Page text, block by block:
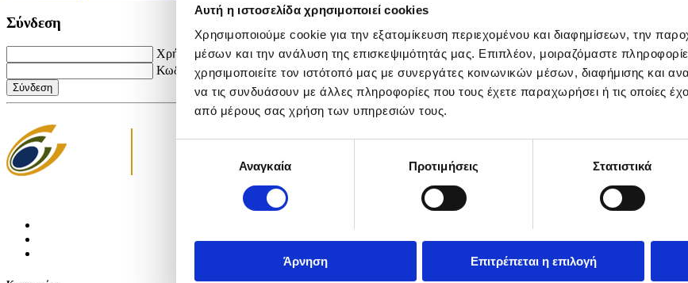
Αυτή η ιστοσελίδα χρησιμοποιεί cookies
Χρησιμοποιούμε cookie για την εξατομίκευση περιεχομένου και διαφημίσεων, την
μέσων και την ανάλυση της επισκεψιμότητάς μας. Επιπλέον, μοιραζόμαστε
χρησιμοποιείτε τον ιστότοπό μας με συνεργάτες κοινωνικών μέσων, διαφήμισης και
να τις συνδυάσουν με άλλες πληροφορίες που τους έχετε παραχωρήσει ή τις οποίες
από μέρους σας χρήση των υπηρεσιών τους.
συγκατάθεσηςΑναγκαία Προτιμήσεις Στατιστικά
Άρνηση Επιτρέπεται η επιλογή
Σύνδεση
Χρήστης
Κωδικός